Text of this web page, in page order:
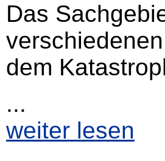
Das
dem
...
weiter lesen